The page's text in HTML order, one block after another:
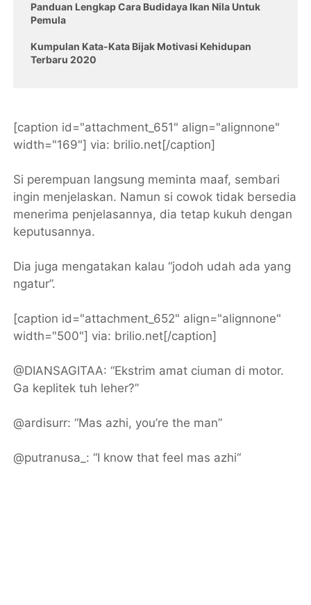
Panduan Lengkap Cara Budidaya Ikan Nila Untuk
Pemula
Kumpulan Kata-Kata Bijak Motivasi Kehidupan
Terbaru 2020
[caption id="attachment_651" align="alignnone"
width="169"] via: brilio.net[/caption]
Si perempuan langsung meminta maaf, sembari
ingin menjelaskan. Namun si cowok tidak bersedia
menerima penjelasannya, dia tetap kukuh dengan
keputusannya.
Dia juga mengatakan kalau “jodoh udah ada yang
ngatur”.
[caption id="attachment_652" align="alignnone"
width="500"] via: brilio.net[/caption]
@DIANSAGITAA: “Ekstrim amat ciuman di motor.
Ga keplitek tuh leher?”
@ardisurr: “Mas azhi, you’re the man”
@putranusa_: “I know that feel mas azhi“